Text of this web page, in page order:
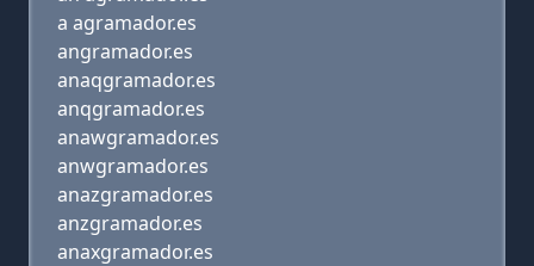
a agramador.es
angramador.es
anaqgramador.es
anqgramador.es
anawgramador.es
anwgramador.es
anazgramador.es
anzgramador.es
anaxgramador.es